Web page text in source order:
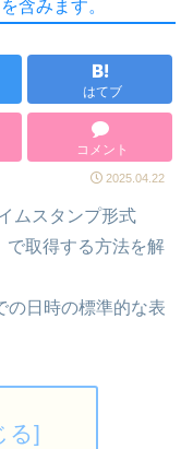
含みます。
はてブ
コメント
2025.04.22
ムスタンプ形式
で取得する方法を解
の日時の標準的な表